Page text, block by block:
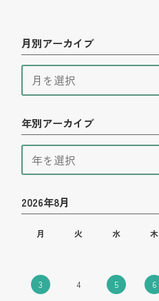
月別アーカイブ
年別アーカイブ
2026年8月
月 火 水 木
3 4 5 6